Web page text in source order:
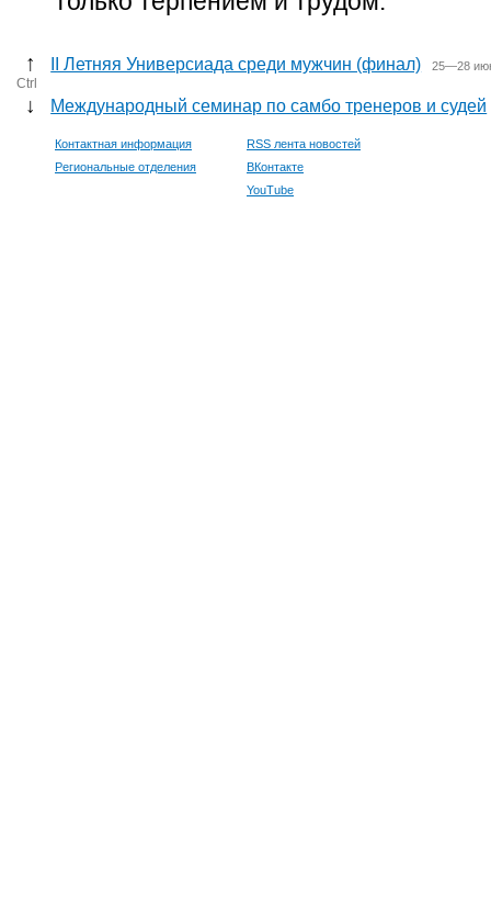
↑ II Летняя Универсиада среди мужчин (финал) 25—28
Ctrl
↓ Международный семинар по самбо тренеров и судей
Контактная информация
Региональные отделения
RSS лента новостей
ВКонтакте
YouTube